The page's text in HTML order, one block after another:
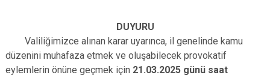
Bornova
Buca
Karşıyaka
Kemalpaşa
Kınık
Torbalı
DUYURU
Valiliğimizce alınan karar uyarınca, il genelinde kamu
düzenini muhafaza etmek ve oluşabilecek provokatif
eylemlerin önüne geçmek için 21.03.2025 günü saat